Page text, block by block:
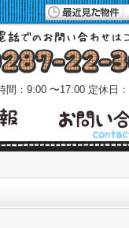
間：9:00 〜17:00 定休日